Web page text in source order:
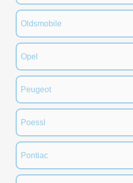
Oldsmobile
Opel
Peugeot
Poessl
Pontiac